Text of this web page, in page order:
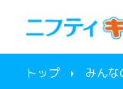
トップ みんな